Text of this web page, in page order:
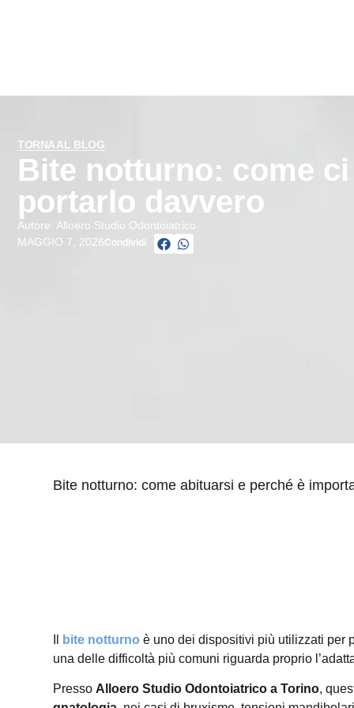
TORNA AL BLOG
Bite notturno: come
portarlo davvero
Autore: Alloero Studio Odontoiatrico
MAGGIO 7, 2026Condividi
Bite notturno: come abituarsi e perché è
bite notturno è uno dei dispositivi più utilizzati per
una delle difficoltà più comuni riguarda proprio
Presso Alloero Studio Odontoiatrico a Torino,